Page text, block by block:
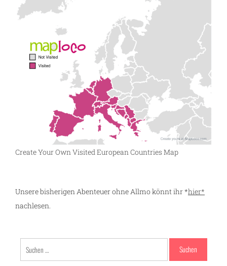
Create Your Own Visited European Countries Map
Unsere bisherigen Abenteuer ohne Allmo könnt ihr *hier*
nachlesen.
nach: